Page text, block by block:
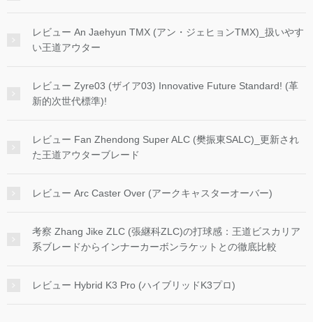
レビュー An Jaehyun TMX (アン・ジェヒョンTMX)_扱いやす
い王道アウター
レビュー Zyre03 (ザイア03) Innovative Future Standard! (革
新的次世代標準)!
レビュー Fan Zhendong Super ALC (樊振東SALC)_更新され
た王道アウターブレード
レビュー Arc Caster Over (アークキャスターオーバー)
考察 Zhang Jike ZLC (張継科ZLC)の打球感：王道ビスカリア
系ブレードからインナーカーボンラケットとの徹底比較
レビュー Hybrid K3 Pro (ハイブリッドK3プロ)